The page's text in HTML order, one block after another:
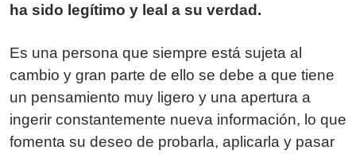
ha sido legítimo y leal a su verdad.
Es una persona que siempre está sujeta al
cambio y gran parte de ello se debe a que tiene
un pensamiento muy ligero y una apertura a
ingerir constantemente nueva información, lo que
fomenta su deseo de probarla, aplicarla y pasar